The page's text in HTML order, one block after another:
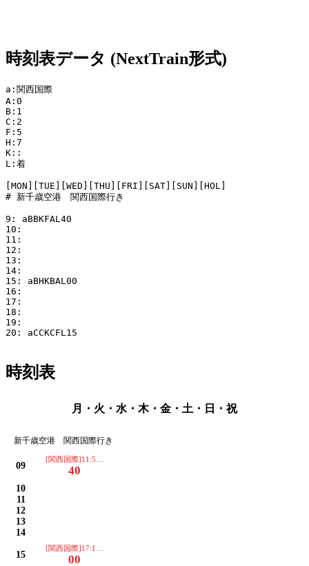
時刻表データ (NextTrain形式)
a:関西国際
A:0
B:1
C:2
F:5
H:7
K::
L:着
[MON][TUE][WED][THU][FRI][SAT][SUN][HOL]
# 新千歳空港　関西国際行き
9: aBBKFAL40
10:
11:
12:
13:
14:
15: aBHKBAL00
16:
17:
18:
19:
20: aCCKCFL15
時刻表
月・火・水・木・金・土・日・祝
新千歳空港 関西国際行き
09
[関西国際]11:50着
40
10
11
12
13
14
15
[関西国際]17:10着
00